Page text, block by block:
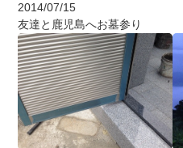
2014/07/15
友達と鹿児島へお墓参り